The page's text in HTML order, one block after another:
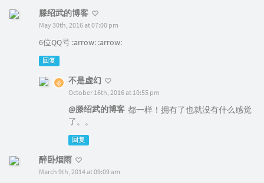
滕绍武的博客
May 30th, 2016 at 07:00 pm
6位QQ号 :arrow: :arrow:
回复
不是虚幻
October 16th, 2016 at 10:55 pm
@滕绍武的博客 都一样！拥有了也就没有什么感觉
了。。
回复
醉卧烟雨
March 9th, 2014 at 09:09 am